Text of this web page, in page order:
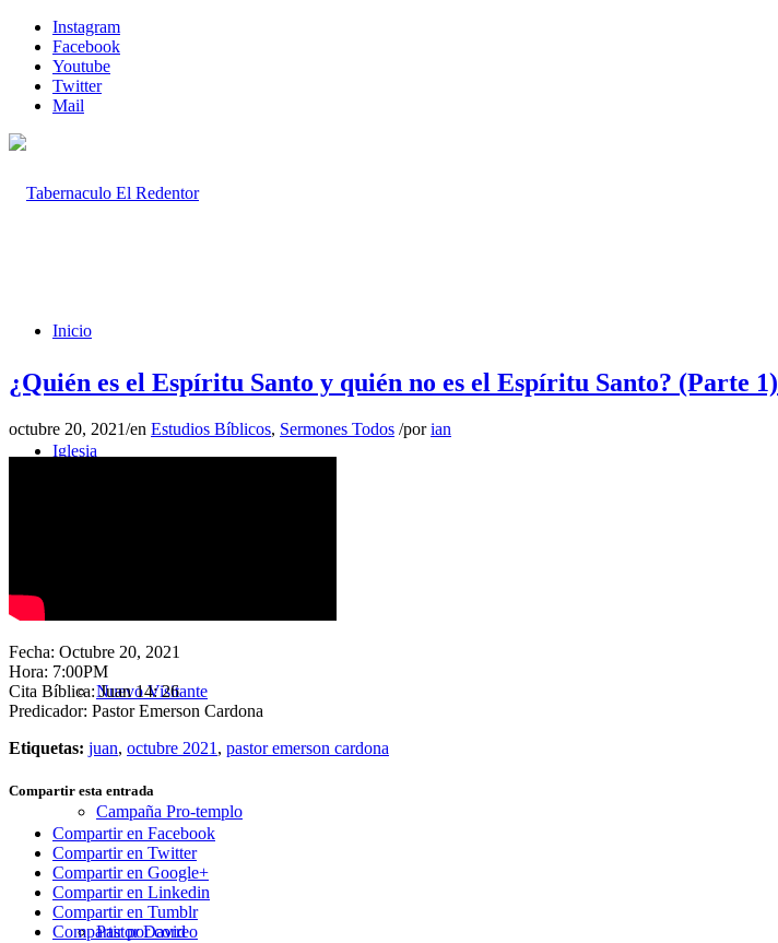
Instagram
Facebook
Youtube
Twitter
Mail
Inicio
Iglesia
Nuevo Visitante
Campaña Pro-templo
Pastor David
¿Quién es el Espíritu Santo y quién no es el Espíritu Santo? (Parte 1)
octubre 20, 2021/en Estudios Bíblicos, Sermones Todos /porian
Fecha: Octubre 20, 2021
Hora: 7:00PM
Cita Bíblica: Juan 14: 26
Predicador: Pastor Emerson Cardona
Etiquetas: juan, octubre 2021 , pastor emerson cardona
Compartir esta entrada
Compartir en Facebook
Compartir en Twitter
Compartir en Google+
Compartir en Linkedin
Compartir en Tumblr
Compartir por correo